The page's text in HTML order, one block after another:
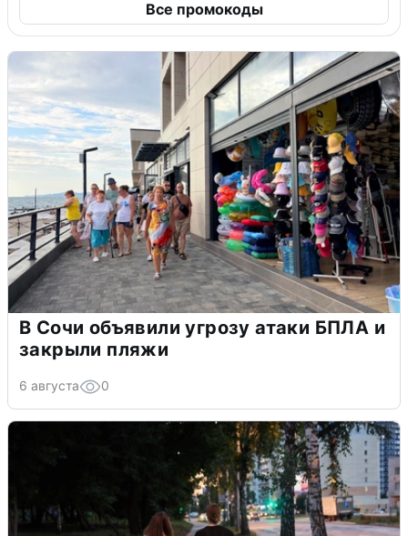
Все промокоды
В Сочи объявили угрозу атаки БПЛА и
закрыли пляжи
6 августа 0